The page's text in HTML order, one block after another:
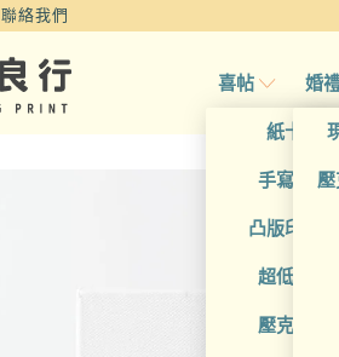
聯絡我們
喜帖
紙卡喜帖
手寫風喜
凸版印刷
超低價喜
壓克力喜
婚